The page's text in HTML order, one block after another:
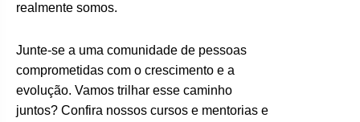
realmente somos.
Junte-se a uma comunidade de pessoas
comprometidas com o crescimento e a
evolução. Vamos trilhar esse caminho
juntos? Confira nossos cursos e mentorias e